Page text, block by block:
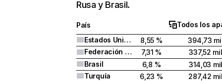
Rusa y Brasil.
País
Todos los
Estados Unidos
8,55 %
394,73
Federación Rusa
7,31 %
337,52 mil
Brasil
6,8 %
314,03
Turquía
6,23 %
287,42